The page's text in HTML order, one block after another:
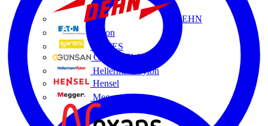
DEHN
Eaton
ENTES
Günsan Elektrik
HellermannTyton
Hensel
Megger